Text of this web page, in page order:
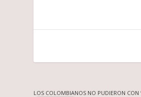
LOS COLOMBIANOS NO PUDIERON CON